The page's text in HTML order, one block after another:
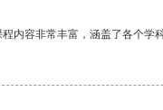
内容非常丰富，涵盖了各个学